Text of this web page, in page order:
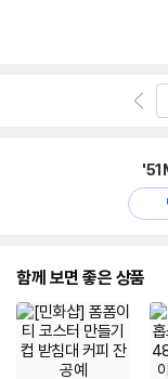
함께 보면 좋은 상품